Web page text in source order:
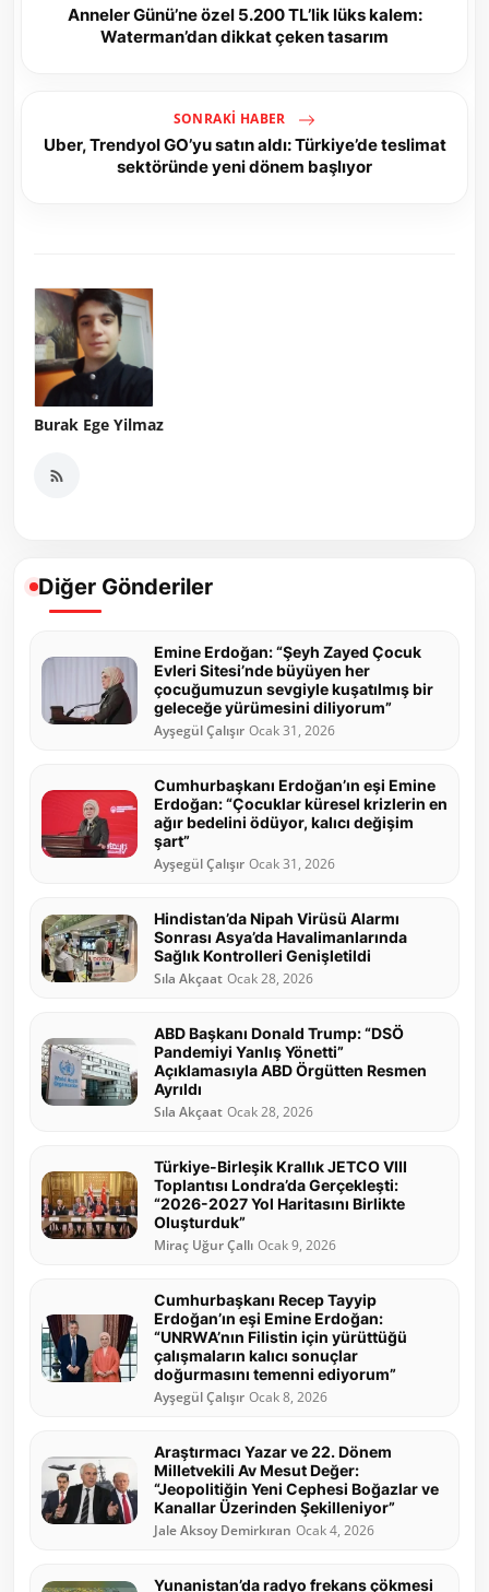
Anneler Günü’ne özel 5.200 TL’lik lüks kalem:
Waterman’dan dikkat çeken tasarım
SONRAKI HABER
Uber, Trendyol GO’yu satın aldı: Türkiye’de teslimat
sektöründe yeni dönem başlıyor
Burak Ege Yilmaz
Diğer Gönderiler
Emine Erdoğan: “Şeyh Zayed Çocuk
Evleri Sitesi’nde büyüyen her
çocuğumuzun sevgiyle kuşatılmış bir
geleceğe yürümesini diliyorum”
Ayşegül Çalışır Ocak 31, 2026
Cumhurbaşkanı Erdoğan’ın eşi Emine
Erdoğan: “Çocuklar küresel krizlerin en
ağır bedelini ödüyor, kalıcı değişim
şart”
Ayşegül Çalışır Ocak 31, 2026
Hindistan’da Nipah Virüsü Alarmı
Sonrası Asya’da Havalimanlarında
Sağlık Kontrolleri Genişletildi
Sıla Akçaat Ocak 28, 2026
ABD Başkanı Donald Trump: “DSÖ
Pandemiyi Yanlış Yönetti”
Açıklamasıyla ABD Örgütten Resmen
Ayrıldı
Sıla Akçaat Ocak 28, 2026
Türkiye-Birleşik Krallık JETCO VIII
Toplantısı Londra’da Gerçekleşti:
“2026-2027 Yol Haritasını Birlikte
Oluşturduk”
Miraç Uğur Çallı Ocak 9, 2026
Cumhurbaşkanı Recep Tayyip
Erdoğan’ın eşi Emine Erdoğan:
“UNRWA’nın Filistin için yürüttüğü
çalışmaların kalıcı sonuçlar
doğurmasını temenni ediyorum”
Ayşegül Çalışır Ocak 8, 2026
Araştırmacı Yazar ve 22. Dönem
Milletvekili Av Mesut Değer:
“Jeopolitiğin Yeni Cephesi Boğazlar ve
Kanallar Üzerinden Şekilleniyor”
Jale Aksoy Demirkıran Ocak 4, 2026
Yunanistan’da radyo frekans çökmesi